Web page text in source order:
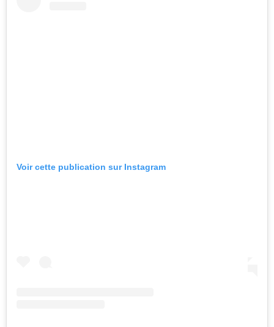
Voir cette publication sur Instagram